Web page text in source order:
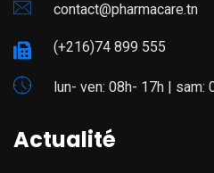
contact@pharmacare.tn
(+216)74 899 555
lun- ven: 08h- 17h | sam:
Actualité